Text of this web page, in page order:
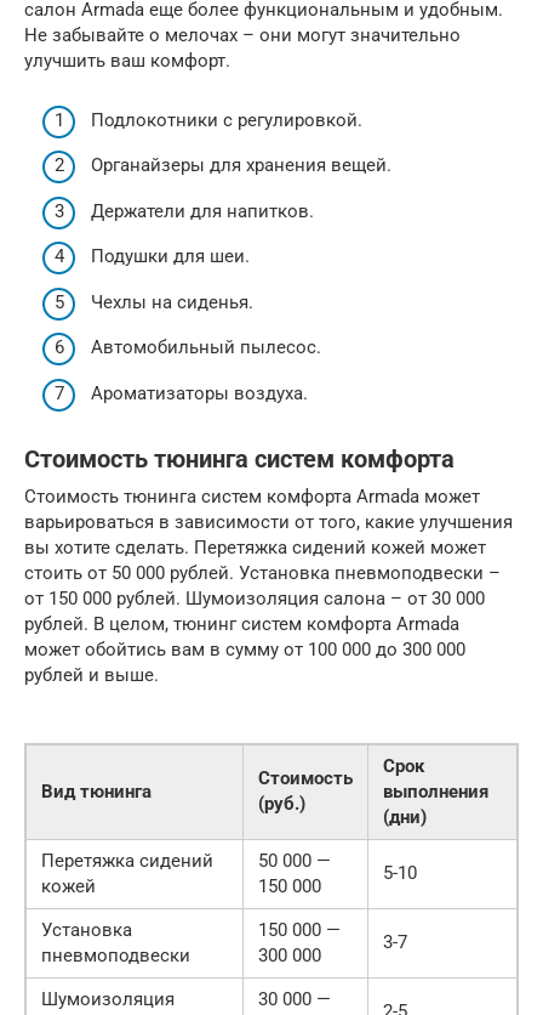
салон Armada еще более функциональным и удобным.
Не забывайте о мелочах – они могут значительно
улучшить ваш комфорт.
Подлокотники с регулировкой.
Органайзеры для хранения вещей.
Держатели для напитков.
Подушки для шеи.
Чехлы на сиденья.
Автомобильный пылесос.
Ароматизаторы воздуха.
Стоимость тюнинга систем комфорта
Стоимость тюнинга систем комфорта Armada может
варьироваться в зависимости от того, какие улучшения
вы хотите сделать. Перетяжка сидений кожей может
стоить от 50 000 рублей. Установка пневмоподвески –
от 150 000 рублей. Шумоизоляция салона – от 30 000
рублей. В целом, тюнинг систем комфорта Armada
может обойтись вам в сумму от 100 000 до 300 000
рублей и выше.
Вид тюнинга
Стоимость
(руб.)
Срок
выполнения
(дни)
Перетяжка сидений
кожей
50 000 —
150 000
5-10
Установка
пневмоподвески
150 000 —
300 000
3-7
Шумоизоляция
30 000 —